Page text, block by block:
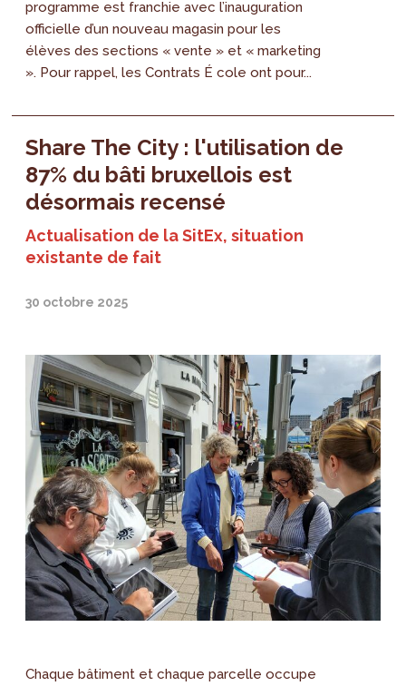
programme est franchie avec l’inauguration
officielle d’un nouveau magasin pour les
élèves des sections « vente » et « marketing
». Pour rappel, les Contrats É cole ont pour...
Share The City : l'utilisation de
87% du bâti bruxellois est
désormais recensé
Actualisation de la SitEx, situation
existante de fait
30 octobre 2025
Chaque bâtiment et chaque parcelle occupe